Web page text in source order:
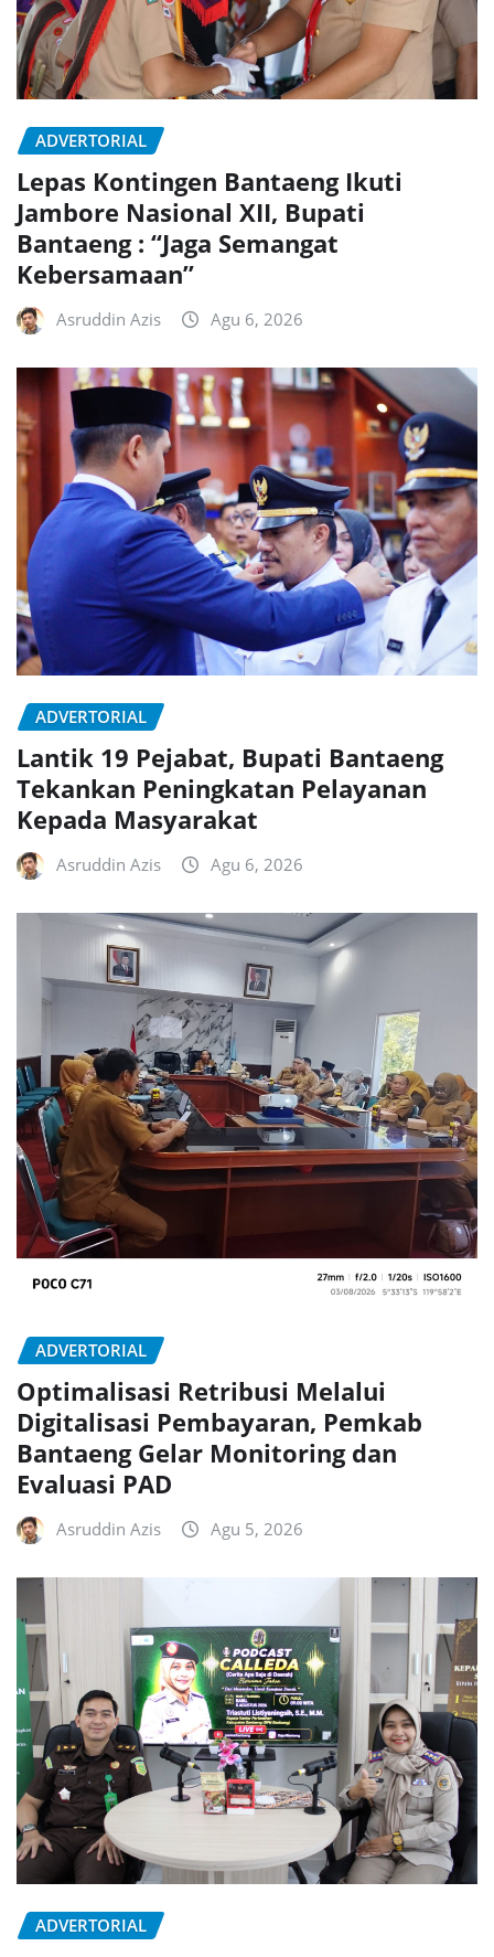
ADVERTORIAL
Lepas Kontingen Bantaeng Ikuti
Jambore Nasional XII, Bupati
Bantaeng : “Jaga Semangat
Kebersamaan”
Asruddin Azis Agu 6, 2026
ADVERTORIAL
Lantik 19 Pejabat, Bupati Bantaeng
Tekankan Peningkatan Pelayanan
Kepada Masyarakat
Asruddin Azis Agu 6, 2026
ADVERTORIAL
Optimalisasi Retribusi Melalui
Digitalisasi Pembayaran, Pemkab
Bantaeng Gelar Monitoring dan
Evaluasi PAD
Asruddin Azis Agu 5, 2026
ADVERTORIAL